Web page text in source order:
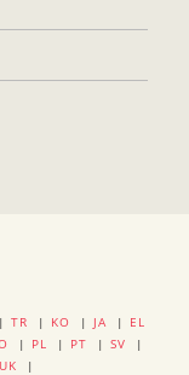
TR | KO | JA | EL
| PL | PT | SV |
UK |